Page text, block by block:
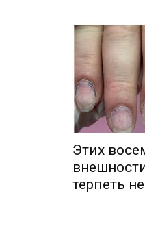
Этих
терпеть